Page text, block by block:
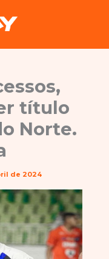
título
Norte.
de 2024